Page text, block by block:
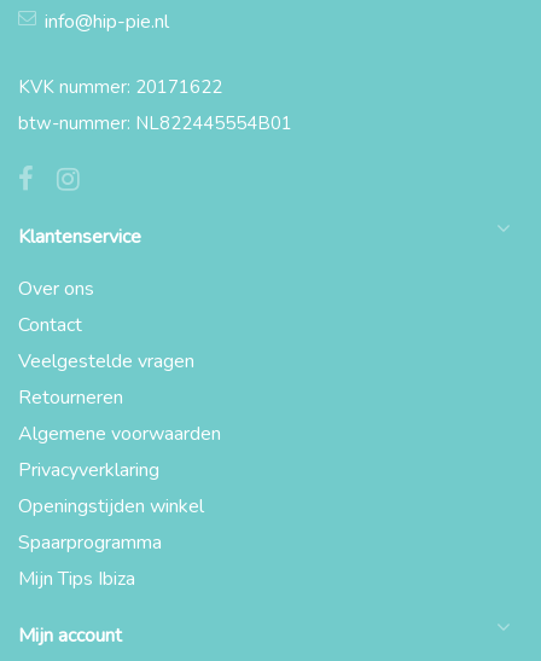
info@hip-pie.nl
KVK nummer: 20171622
btw-nummer: NL822445554B01
Klantenservice
Over ons
Contact
Veelgestelde vragen
Retourneren
Algemene voorwaarden
Privacyverklaring
Openingstijden winkel
Spaarprogramma
Mijn Tips Ibiza
Mijn account